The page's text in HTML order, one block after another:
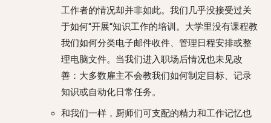
工作者的情况却并非如此。我们几乎没接受过关
于如何“开展“知识工作的培训。大学里没有课程教
我们如何分类电子邮件收件、管理日程安排或整
理电脑文件。当我们进入职场后情况也未见改
善：大多数雇主不会教我们如何制定目标、记录
知识或自动化日常任务。
和我们一样，厨师们可支配的精力和工作记忆也